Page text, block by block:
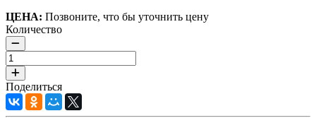
ЦЕНА: Позвоните, что бы уточнить цену
Количество
Поделиться